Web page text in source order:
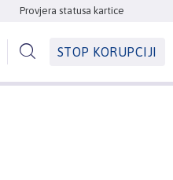
Provjera statusa kartice
STOP KORUPCIJI